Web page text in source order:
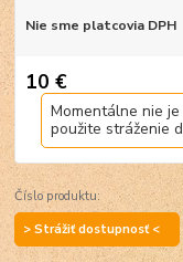
Nie sme platcovia DPH
10 €
Momentálne nie
použite stráženie
Číslo produktu:
> Strážiť dostupnosť <